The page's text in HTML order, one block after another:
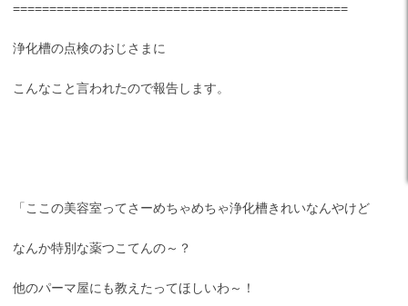
==============================================
浄化槽の点検のおじさまに
こんなこと言われたので報告します。
「ここの美容室ってさーめちゃめちゃ浄化槽きれいなんやけど
なんか特別な薬つこてんの～？
他のパーマ屋にも教えたってほしいわ～！